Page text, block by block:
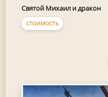
Святой Михаил и дракон
СТОИМОСТЬ